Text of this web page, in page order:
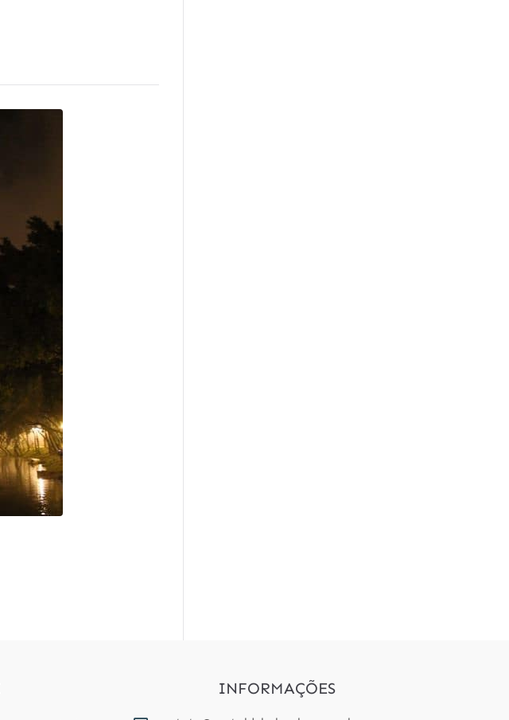
INFORMAÇÕES